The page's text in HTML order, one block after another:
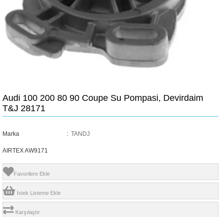
Audi 100 200 80 90 Coupe Su Pompasi, Devirdaim
T&J 28171
Marka : TANDJ
AIRTEX AW9171
Favorilere Ekle
İstek Listeme Ekle
Karşılaştır